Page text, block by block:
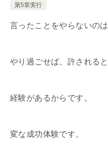
第5章実行
言ったことをやらないのは
やり過ごせば、許される
経験があるからです。
変な成功体験です。